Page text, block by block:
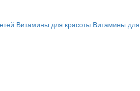
Витамины для красоты Витамины